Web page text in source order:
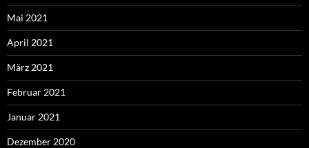
Mai 2021
April 2021
März 2021
Februar 2021
Januar 2021
Dezember 2020